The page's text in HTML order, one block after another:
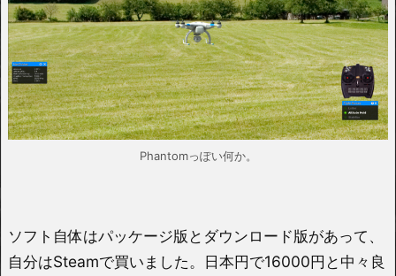
Phantomっぽい何か。
ソフト自体はパッケージ版とダウンロード版があって、
自分はSteamで買いました。日本円で16000円と中々良